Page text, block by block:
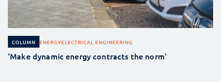
COLUMN ENERGYELECTRICAL ENGINEERING
'Make dynamic energy contracts the norm'